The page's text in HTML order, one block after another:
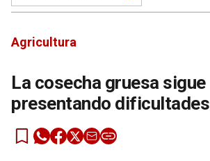
Agricultura
La cosecha gruesa sigue
presentando dificultades